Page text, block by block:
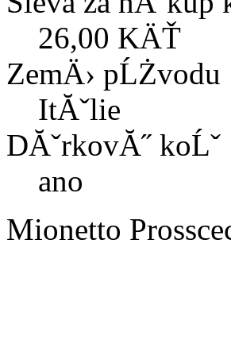
26,00 KÄŤ
ZemÄ› pĹŻvodu
ItĂˇlie
DĂˇrkovĂ˝ koĹˇ
ano
Mionetto